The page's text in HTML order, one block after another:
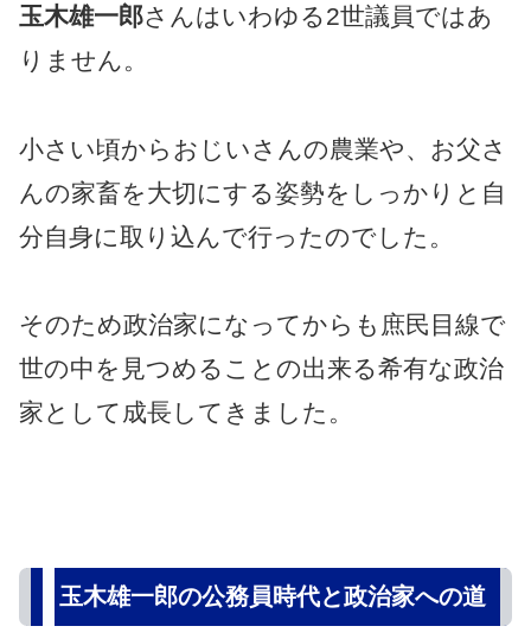
玉木雄一郎さんはいわゆる2世議員ではあ
りません。
小さい頃からおじいさんの農業や、お父さ
んの家畜を大切にする姿勢をしっかりと自
分自身に取り込んで行ったのでした。
そのため政治家になってからも庶民目線で
世の中を見つめることの出来る希有な政治
家として成長してきました。
玉木雄一郎の公務員時代と政治家への道